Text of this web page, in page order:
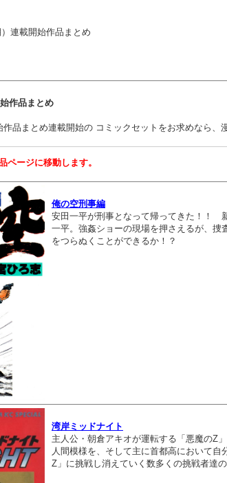
連載開始作品まとめ
作品まとめ
品まとめ連載開始の コミックセットをお求めなら、
ージに移動します。
俺の空刑事編
安田一平が刑事となって帰ってきた！！
一平。強姦ショーの現場を押さえるが、
をつらぬくことができるか！？
湾岸ミッドナイト
主人公・朝倉アキオが運転する「悪魔のZ
人間模様を、そして主に首都高において
Z」に挑戦し消えていく数多くの挑戦者達の